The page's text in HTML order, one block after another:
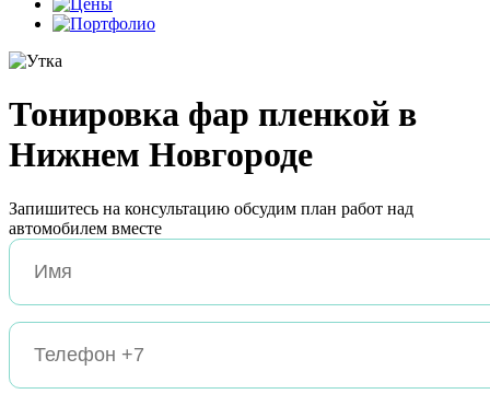
Тонировка фар пленкой в
Нижнем Новгороде
Запишитесь на консультацию обсудим план работ над
автомобилем вместе